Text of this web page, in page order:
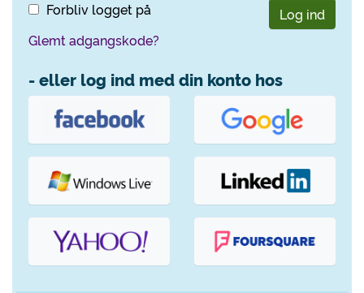
Forbliv logget på
Log ind
Glemt adgangskode?
- eller log ind med din konto hos